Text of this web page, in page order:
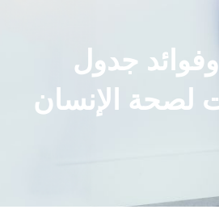
جدول
لصحة الإنسان